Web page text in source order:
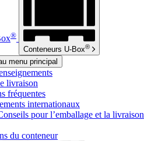
®
Conteneurs U-Box®
menu principal
livraison
fréquentes
internationaux
pour l’emballage et la livraison
du conteneur